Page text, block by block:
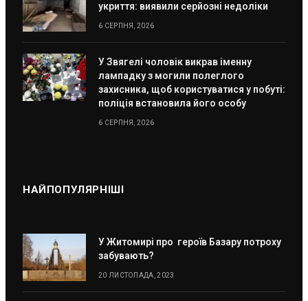
укриття: виявили серйозні недоліки
6 СЕРПНЯ, 2026
У Звягелі чоловік викрав іменну
лампадку з могили полеглого
захисника, щоб користуватися у побуті:
поліція встановила його особу
6 СЕРПНЯ, 2026
НАЙПОПУЛЯРНІШІ
У Житомирі про героїв Базару потроху
забувають?
20 ЛИСТОПАДА, 2023